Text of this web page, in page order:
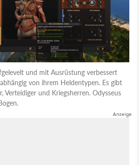
und mit Ausrüstung verbessert
von ihrem Heldentypen. Es gibt
Verteidiger und Kriegsherren. Odysseus